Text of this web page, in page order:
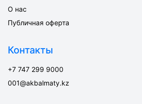
О нас
Публичная оферта
Контакты
+7 747 299 9000
001@akbalmaty.kz